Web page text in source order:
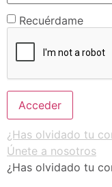
Recuérdame
¿Has olvidado tu
Únete a nosotros
¿Has olvidado tu